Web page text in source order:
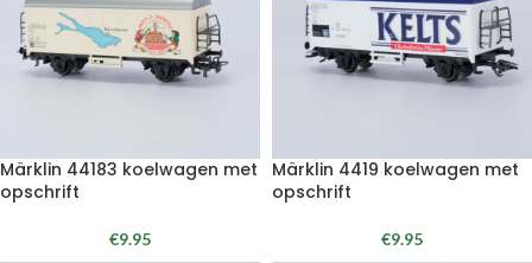
Märklin 44183 koelwagen met
opschrift
€9.95
Märklin 4419 koelwagen met
opschrift
€9.95